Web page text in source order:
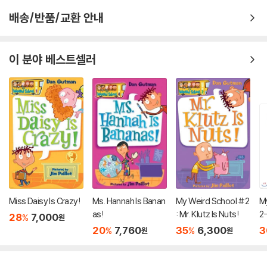
배송/반품/교환 안내
이 분야 베스트셀러
Miss Daisy Is Crazy!
28% 7,000원
Ms. Hannah Is Banan
as!
20% 7,760원
My Weird School #2
: Mr. Klutz Is Nuts!
35% 6,300원